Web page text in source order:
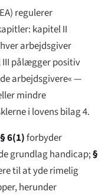
regulerer
kapitel II
arbejdsgiver
III pålægger positiv
arbejdsgivere« —
mindre
i lovens bilag 4.
§ 6(1)forbyder
grundlag handicap;§
til at yde rimelig
herunder